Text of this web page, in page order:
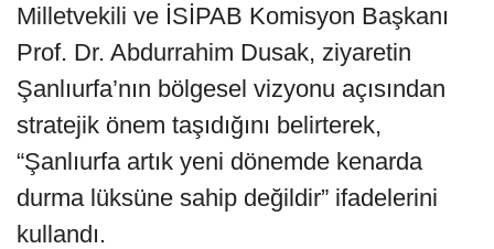
Milletvekili ve İSİPAB Komisyon Başkanı
Prof. Dr. Abdurrahim Dusak, ziyaretin
Şanlıurfa’nın bölgesel vizyonu açısından
stratejik önem taşıdığını belirterek,
“Şanlıurfa artık yeni dönemde kenarda
durma lüksüne sahip değildir” ifadelerini
kullandı.